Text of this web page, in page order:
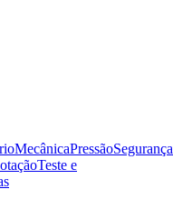
MecânicaPressãoSegurança
Teste e